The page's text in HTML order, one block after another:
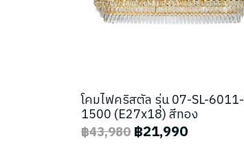
โคมไฟคริสตัล รุ่น 07-SL-6011-
1500 (E27x18) สีทอง
฿43,980 ฿21,990